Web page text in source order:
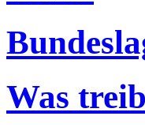
Was